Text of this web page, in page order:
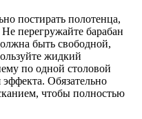
постирать полотенца,
перегружайте барабан
быть свободной,
жидкий
по одной столовой
Обязательно
чтобы полностью